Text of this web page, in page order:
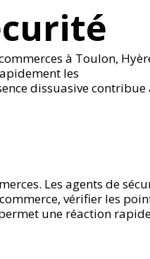
à Toulon,
les
dissuasive contribue
Les agents de
vérifier les
une réaction